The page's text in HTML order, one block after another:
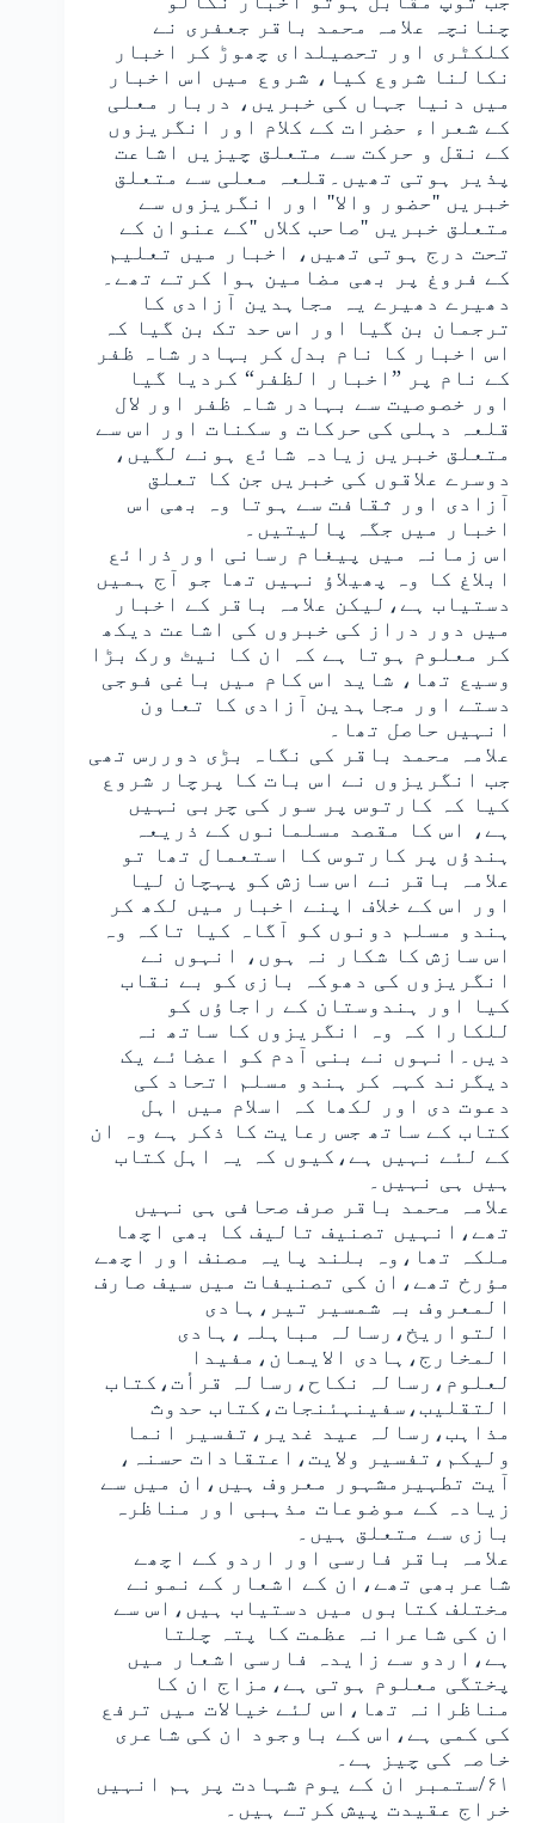
چنانچہ علامہ محمد باقر جعفری نے
کلکٹری اور تحصیلدای چھوڑ کر اخبار
نکالنا شروع کیا، شروع میں اس اخبار
میں دنیا جہاں کی خبریں، دربار معلی
کے شعراء حضرات کے کلام اور انگریزوں
کے نقل و حرکت سے متعلق چیزیں اشاعت
پذیر ہوتی تھیں۔قلعہ معلی سے متعلق
خبریں ''حضور والا'' اور انگریزوں سے
متعلق خبریں ''صاحب کلاں ''کے عنوان کے
تحت درج ہوتی تھیں، اخبار میں تعلیم
کے فروغ پر بھی مضامین ہوا کرتے تھے۔
دھیرے دھیرے یہ مجاہدین آزادی کا
ترجمان بن گیا اور اس حد تک بن گیا کہ
اس اخبار کا نام بدل کر بہادر شاہ ظفر
کے نام پر ”اخبار الظفر“ کردیا گیا
اور خصوصیت سے بہادر شاہ ظفر اور لال
قلعہ دہلی کی حرکات و سکنات اور اس سے
متعلق خبریں زیادہ شائع ہونے لگیں،
دوسرے علاقوں کی خبریں جن کا تعلق
آزادی اور ثقافت سے ہوتا وہ بھی اس
اخبار میں جگہ پالیتیں۔
اس زمانہ میں پیغام رسانی اور ذرائع
ابلاغ کا وہ پھیلاؤ نہیں تھا جو آج ہمیں
دستیاب ہے،لیکن علامہ باقر کے اخبار
میں دور دراز کی خبروں کی اشاعت دیکھ
کر معلوم ہوتا ہے کہ ان کا نیٹ ورک بڑا
وسیع تھا، شاید اس کام میں باغی فوجی
دستے اور مجاہدین آزادی کا تعاون
انہیں حاصل تھا۔
علامہ محمد باقر کی نگاہ بڑی دوررس تھی
جب انگریزوں نے اس بات کا پرچار شروع
کیا کہ کارتوس پر سور کی چربی نہیں
ہے، اس کا مقصد مسلمانوں کے ذریعہ
ہندؤں پر کارتوس کا استعمال تھا تو
علامہ باقر نے اس سازش کو پہچان لیا
اور اس کے خلاف اپنے اخبار میں لکھ کر
ہندو مسلم دونوں کو آگاہ کیا تاکہ وہ
اس سازش کا شکار نہ ہوں، انہوں نے
انگریزوں کی دھوکہ بازی کو بے نقاب
کیا اور ہندوستان کے راجاؤں کو
للکارا کہ وہ انگریزوں کا ساتھ نہ
دیں۔انہوں نے بنی آدم کو اعضائے یک
دیگرند کہہ کر ہندو مسلم اتحاد کی
دعوت دی اور لکھا کہ اسلام میں اہل
کتاب کے ساتھ جس رعایت کا ذکر ہے وہ ان
کے لئے نہیں ہے،کیوں کہ یہ اہل کتاب
ہیں ہی نہیں۔
علامہ محمد باقر صرف صحافی ہی نہیں
تھے،انہیں تصنیف تالیف کا بھی اچھا
ملکہ تھا،وہ بلند پایہ مصنف اور اچھے
مؤرخ تھے،ان کی تصنیفات میں سیف صارف
المعروف بہ شمسیر تیر،ہادی
التواریخ،رسالہ مباہلہ،ہادی
المخارج،ہادی الایمان،مفیدا
لعلوم،رسالہ نکاح،رسالہ قرأت،کتاب
التقلیب،سفینہئنجات،کتاب حدوث
مذاہب،رسالہ عید غدیر،تفسیر انما
ولیکم،تفسیر ولایت،اعتقادات حسنہ،
آیت تطہیرمشہور معروف ہیں،ان میں سے
زیادہ کے موضوعات مذہبی اور مناظرہ
بازی سے متعلق ہیں۔
علامہ باقر فارسی اور اردو کے اچھے
شاعربھی تھے،ان کے اشعار کے نمونے
مختلف کتابوں میں دستیاب ہیں،اس سے
ان کی شاعرانہ عظمت کا پتہ چلتا
ہے،اردو سے زایدہ فارسی اشعار میں
پختگی معلوم ہوتی ہے،مزاج ان کا
مناظرانہ تھا،اس لئے خیالات میں ترفع
کی کمی ہے،اس کے باوجود ان کی شاعری
خاصہ کی چیز ہے۔
۶۱/ستمبر ان کے یوم شہادت پر ہم انہیں
خراج عقیدت پیش کرتے ہیں۔